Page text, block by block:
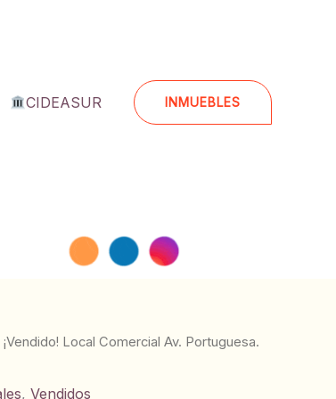
CIDEASUR INMUEBLES
¡Vendido! Local Comercial Av. Portuguesa.
, Vendidos